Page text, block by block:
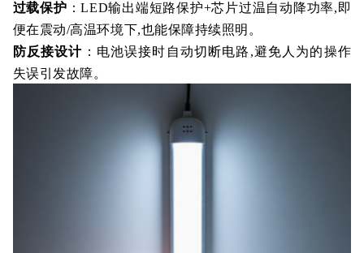
过载保护 ：LED输出端短路保护+芯片过温自动降功率,即
便在震动/高温环境下,也能保障持续照明。
防反接设计 ： 电池误接时自动切断电路,避免人为的操作
失误引发故障。